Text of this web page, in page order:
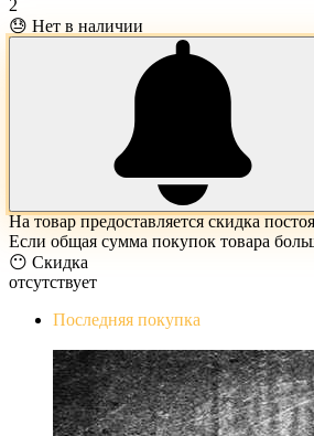
2
😓 Нет в наличии
На товар предоставляется скидка
Если общая сумма покупок товара
😶 Скидка
отсутствует
Последняя покупка